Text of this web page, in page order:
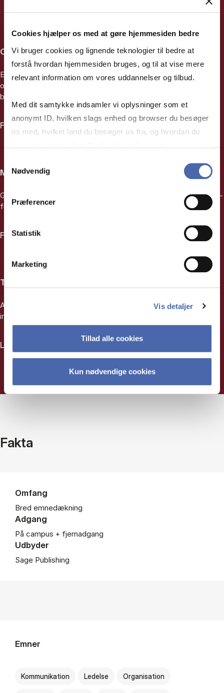
Cookies hjælper os med at gøre hjemmesiden bedre
Vi bruger cookies og lignende teknologier til bedre at
forstå hvordan hjemmesiden bruges, og til at vise mere
relevant information om vores uddannelser og tilbud.
Med dit samtykke indsamler vi oplysninger som et
anonymt ID, hvilken slags enhed og browser du besøger
os med, hvilket land du besøger os fra, og hvordan du
markedsføring. Du bestemmer selv - og kan altid trække
Nødvendig
Præferencer
Statistik
Marketing
Vis detaljer
Tillad alle cookies
Kun nødvendige cookies
Cases
Erhvervsrelaterede cases fra Sage indenfor klassiske CBS-
områder som ledelse, strategi, marketing, HR, entreprenørskab,
bæredygtighed, økonomi og international business.
Find business cases fra Sage her
Metoder
Gi­ver over­blik over de man­ge me­to­der, der fin­des in­den­for sam­
funds­vi­den­ska­ber­ne.
Find litteratur om metoder her
Tidsskrifter
Adgang til 1300+ tidsskrifter i fuldtekst fra Sage Publications
inden for samfundsvidenskaberne.
Læs mere om tidsskrifter fra Sage her
Fakta
Omfang
Bred emnedækning
Adgang
På campus + fjernadgang
Udbyder
Sage Publishing
Emner
Kommunikation Ledelse Organisation